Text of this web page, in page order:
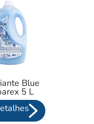
Blue
5 L